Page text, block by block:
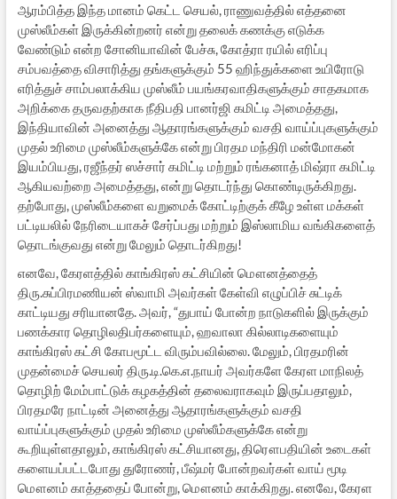
ஆரம்பித்த இந்த மானம் கெட்ட செயல், ராணுவத்தில் எத்தனை
முஸ்லீம்கள் இருக்கின்றனர் என்று தலைக் கணக்கு எடுக்க
வேண்டும் என்ற சோனியாவின் பேச்சு, கோத்ரா ரயில் எரிப்பு
சம்பவத்தை விசாரித்து தங்களுக்கும் 55 ஹிந்துக்களை உயிரோடு
எரித்துச் சாம்பலாக்கிய முஸ்லீம் பயங்கரவாதிகளுக்கும் சாதகமாக
அறிக்கை தருவதற்காக நீதிபதி பானர்ஜி கமிட்டி அமைத்தது,
இந்தியாவின் அனைத்து ஆதாரங்களுக்கும் வசதி வாய்ப்புகளுக்கும்
முதல் உரிமை முஸ்லீம்களுக்கே என்று பிரதம மந்திரி மன்மோகன்
இயம்பியது, ரஜீந்தர் ஸச்சார் கமிட்டி மற்றும் ரங்கனாத் மிஷ்ரா கமிட்டி
ஆகியவற்றை அமைத்தது, என்று தொடர்ந்து கொண்டிருக்கிறது.
தற்போது, முஸ்லீம்களை வறுமைக் கோட்டிற்குக் கீழே உள்ள மக்கள்
பட்டியலில் நேரிடையாகச் சேர்ப்பது மற்றும் இஸ்லாமிய வங்கிகளைத்
தொடங்குவது என்று மேலும் தொடர்கிறது!
எனவே, கேரளத்தில் காங்கிரஸ் கட்சியின் மௌனத்தைத்
திரு.சுப்பிரமணியன் ஸ்வாமி அவர்கள் கேள்வி எழுப்பிச் சுட்டிக்
காட்டியது சரியானதே. அவர், “துபாய் போன்ற நாடுகளில் இருக்கும்
பணக்கார தொழிலதிபர்களையும், ஹவாலா கில்லாடிகளையும்
காங்கிரஸ் கட்சி கோபமூட்ட விரும்பவில்லை. மேலும், பிரதமரின்
முதன்மைச் செயலர் திரு.டி.கெ.எ.நாயர் அவர்களே கேரள மாநிலத்
தொழிற் மேம்பாட்டுக் கழகத்தின் தலைவராகவும் இருப்பதாலும்,
பிரதமரே நாட்டின் அனைத்து ஆதாரங்களுக்கும் வசதி
வாய்ப்புகளுக்கும் முதல் உரிமை முஸ்லீம்களுக்கே என்று
கூறியுள்ளதாலும், காங்கிரஸ் கட்சியானது, திரௌபதியின் உடைகள்
களையப்பட்டபோது துரோணர், பீஷ்மர் போன்றவர்கள் வாய் மூடி
மௌனம் காத்ததைப் போன்று, மௌனம் காக்கிறது. எனவே, கேரள